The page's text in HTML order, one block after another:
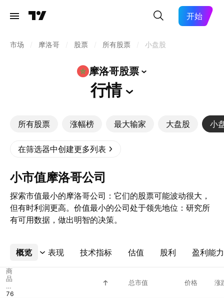
开始
市场 摩洛哥 股票 所有股票 小盘股
摩洛哥股票
行情
所有股票 涨幅榜 最大输家 大盘股 小
在筛选器中创建更多列表
小市值摩洛哥公司
探索市值最小的摩洛哥公司：它们的股票可能波动很大，
但有时利润更高。价值最小的公司处于领先地位：研究所
有可用数据，做出明智的决策。
概览 表现 技术指标 估值 股利 盈利能力
更多
商
品
代
码
总市值 价格 涨